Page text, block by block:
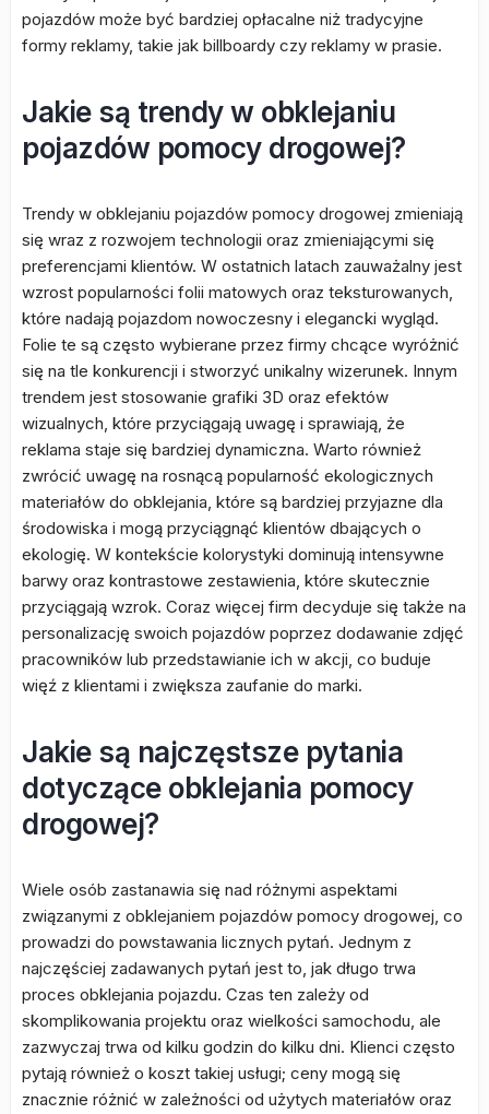
pojazdów może być bardziej opłacalne niż tradycyjne
formy reklamy, takie jak billboardy czy reklamy w prasie.
Jakie są trendy w obklejaniu
pojazdów pomocy drogowej?
Trendy w obklejaniu pojazdów pomocy drogowej zmieniają
się wraz z rozwojem technologii oraz zmieniającymi się
preferencjami klientów. W ostatnich latach zauważalny jest
wzrost popularności folii matowych oraz teksturowanych,
które nadają pojazdom nowoczesny i elegancki wygląd.
Folie te są często wybierane przez firmy chcące wyróżnić
się na tle konkurencji i stworzyć unikalny wizerunek. Innym
trendem jest stosowanie grafiki 3D oraz efektów
wizualnych, które przyciągają uwagę i sprawiają, że
reklama staje się bardziej dynamiczna. Warto również
zwrócić uwagę na rosnącą popularność ekologicznych
materiałów do obklejania, które są bardziej przyjazne dla
środowiska i mogą przyciągnąć klientów dbających o
ekologię. W kontekście kolorystyki dominują intensywne
barwy oraz kontrastowe zestawienia, które skutecznie
przyciągają wzrok. Coraz więcej firm decyduje się także na
personalizację swoich pojazdów poprzez dodawanie zdjęć
pracowników lub przedstawianie ich w akcji, co buduje
więź z klientami i zwiększa zaufanie do marki.
Jakie są najczęstsze pytania
dotyczące obklejania pomocy
drogowej?
Wiele osób zastanawia się nad różnymi aspektami
związanymi z obklejaniem pojazdów pomocy drogowej, co
prowadzi do powstawania licznych pytań. Jednym z
najczęściej zadawanych pytań jest to, jak długo trwa
proces obklejania pojazdu. Czas ten zależy od
skomplikowania projektu oraz wielkości samochodu, ale
zazwyczaj trwa od kilku godzin do kilku dni. Klienci często
pytają również o koszt takiej usługi; ceny mogą się
znacznie różnić w zależności od użytych materiałów oraz